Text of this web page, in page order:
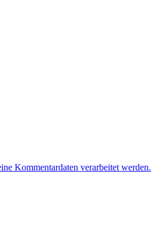
Kommentardaten verarbeitet werden.